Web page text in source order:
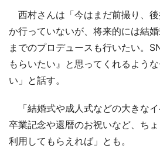
西村さんは「今はまだ前撮り、
か行っていないが、将来的には結
までのプロデュースも行いたい。
もらいたい』と思ってくれるよう
い」と話す。
「結婚式や成人式などの大きなイ
卒業記念や還暦のお祝いなど、ち
利用してもらえれば」とも。